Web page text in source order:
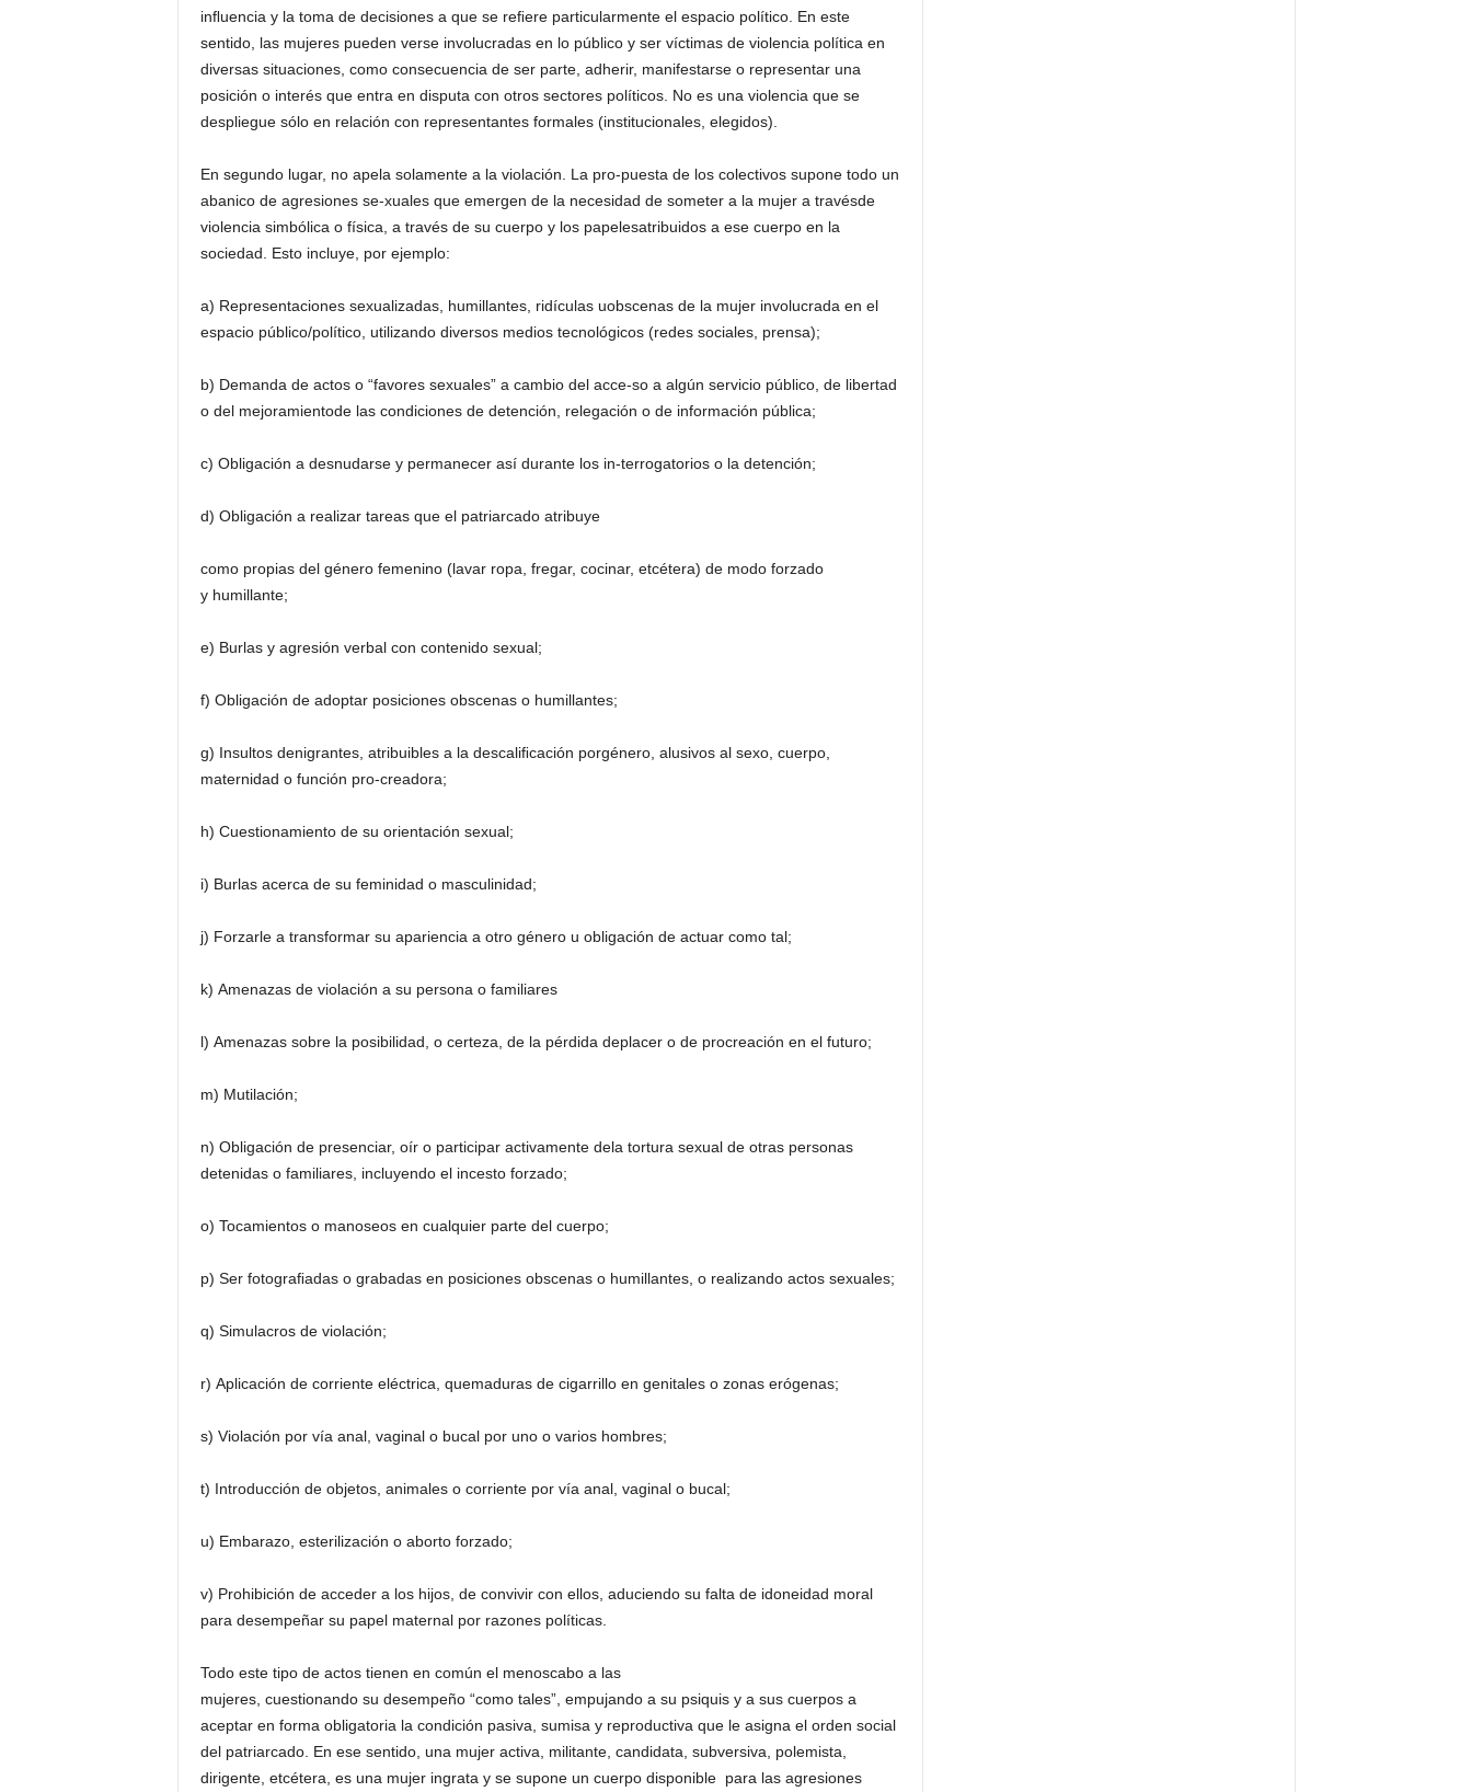
inﬂuencia y la toma de decisiones a que se reﬁere particularmente el espacio político. En este
sentido, las mujeres pueden verse involucradas en lo público y ser víctimas de violencia política en
diversas situaciones, como consecuencia de ser parte, adherir, manifestarse o representar una
posición o interés que entra en disputa con otros sectores políticos. No es una violencia que se
despliegue sólo en relación con representantes formales (institucionales, elegidos).
En segundo lugar, no apela solamente a la violación. La pro-puesta de los colectivos supone todo un
abanico de agresiones se-xuales que emergen de la necesidad de someter a la mujer a travésde
violencia simbólica o física, a través de su cuerpo y los papelesatribuidos a ese cuerpo en la
sociedad. Esto incluye, por ejemplo:
a) Representaciones sexualizadas, humillantes, ridículas uobscenas de la mujer involucrada en el
espacio público/político, utilizando diversos medios tecnológicos (redes sociales, prensa);
b) Demanda de actos o “favores sexuales” a cambio del acce-so a algún servicio público, de libertad
o del mejoramientode las condiciones de detención, relegación o de información pública;
c) Obligación a desnudarse y permanecer así durante los in-terrogatorios o la detención;
d) Obligación a realizar tareas que el patriarcado atribuye
como propias del género femenino (lavar ropa, fregar, cocinar, etcétera) de modo forzado
y humillante;
e) Burlas y agresión verbal con contenido sexual;
f) Obligación de adoptar posiciones obscenas o humillantes;
g) Insultos denigrantes, atribuibles a la descaliﬁcación porgénero, alusivos al sexo, cuerpo,
maternidad o función pro-creadora;
h) Cuestionamiento de su orientación sexual;
i) Burlas acerca de su feminidad o masculinidad;
j) Forzarle a transformar su apariencia a otro género u obligación de actuar como tal;
k) Amenazas de violación a su persona o familiares
l) Amenazas sobre la posibilidad, o certeza, de la pérdida deplacer o de procreación en el futuro;
m) Mutilación;
n) Obligación de presenciar, oír o participar activamente dela tortura sexual de otras personas
detenidas o familiares, incluyendo el incesto forzado;
o) Tocamientos o manoseos en cualquier parte del cuerpo;
p) Ser fotograﬁadas o grabadas en posiciones obscenas o humillantes, o realizando actos sexuales;
q) Simulacros de violación;
r) Aplicación de corriente eléctrica, quemaduras de cigarrillo en genitales o zonas erógenas;
s) Violación por vía anal, vaginal o bucal por uno o varios hombres;
t) Introducción de objetos, animales o corriente por vía anal, vaginal o bucal;
u) Embarazo, esterilización o aborto forzado;
v) Prohibición de acceder a los hijos, de convivir con ellos, aduciendo su falta de idoneidad moral
para desempeñar su papel maternal por razones políticas.
Todo este tipo de actos tienen en común el menoscabo a las
mujeres, cuestionando su desempeño “como tales”, empujando a su psiquis y a sus cuerpos a
aceptar en forma obligatoria la condición pasiva, sumisa y reproductiva que le asigna el orden social
del patriarcado. En ese sentido, una mujer activa, militante, candidata, subversiva, polemista,
dirigente, etcétera, es una mujer ingrata y se supone un cuerpo disponible para las agresiones